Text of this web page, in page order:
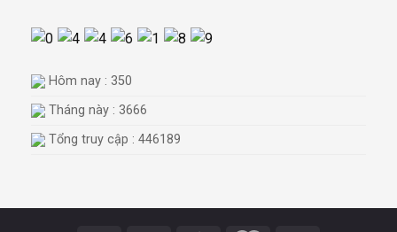
Hôm nay : 350
Tháng này : 3666
Tổng truy cập : 446189